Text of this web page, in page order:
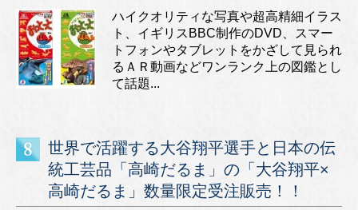
ハイクオリティな写真や超高精細イラス
ト、イギリスBBC制作のDVD、スマー
トフォンやタブレットをかざして見られ
るＡＲ動画などワンランク上の図鑑とし
て話題...
世界で活躍する大谷翔平選手と日本の伝
統工芸品「高崎だるま」の「大谷翔平×
高崎だるま」数量限定受注販売！！